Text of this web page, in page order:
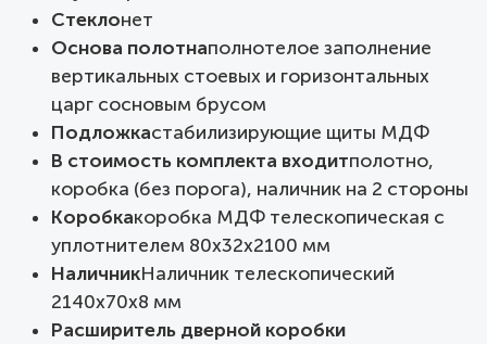
Стеклонет
Основа полотнаполнотелое заполнение
вертикальных стоевых и горизонтальных
царг сосновым брусом
Подложкастабилизирующие щиты МДФ
В стоимость комплекта входитполотно,
коробка (без порога), наличник на 2 стороны
Коробкакоробка МДФ телескопическая с
уплотнителем 80х32х2100 мм
НаличникНаличник телескопический
2140х70х8 мм
Расширитель дверной коробки